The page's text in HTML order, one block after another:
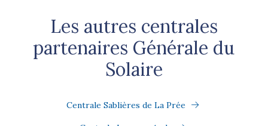
Les autres centrales
partenaires Générale du
Solaire
Centrale Sablières de La Prée